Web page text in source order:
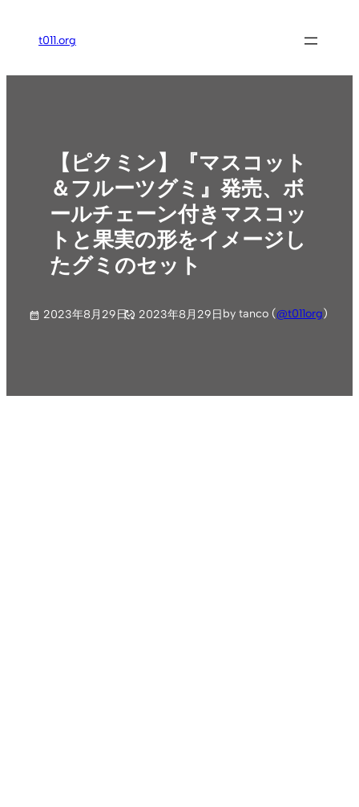
ス
t011.org
【ピクミン】『マスコット
＆フルーツグミ』発売、ボ
ールチェーン付きマスコッ
トと果実の形をイメージし
たグミのセット
2023年8月29日 2023年8月29日by tanco (@t011org)